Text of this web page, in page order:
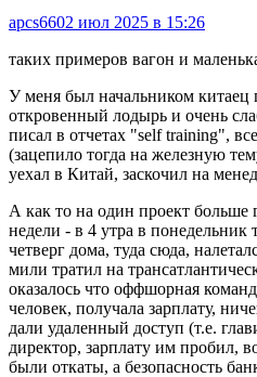
apcs6602 июл 2025 в 15:26
таких примеров вагон и
У меня был начальником китаец
откровенный лодырь и очень
писал в отчетах "self training",
(зацепило тогда на железную
уехал в Китай, заскочил на
А как то на один проект больше
недели - в 4 утра в понедельник
четверг дома, туда сюда,
мили тратил на
оказалось что оффшорная
человек, получала зарплату,
дали удаленный доступ (т.е.
директор, зарплату им пробил,
были откаты, а безопасность